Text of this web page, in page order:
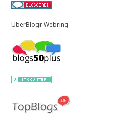
UberBlogr Webring